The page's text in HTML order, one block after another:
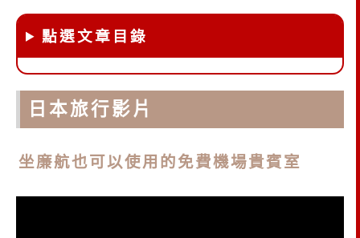
點選文章目錄
日本旅行影片
坐廉航也可以使用的免費機場貴賓室